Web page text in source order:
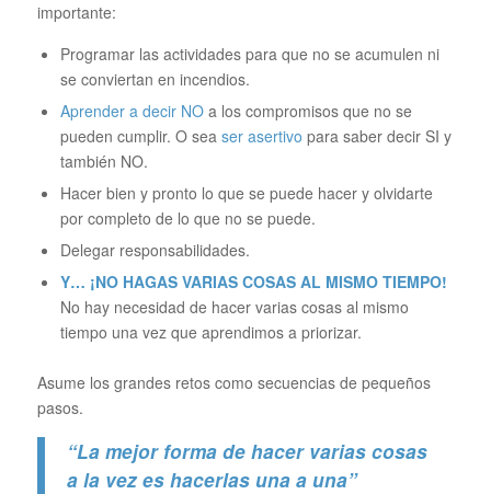
importante:
Programar las actividades para que no se acumulen ni
se conviertan en incendios.
Aprender a decir NOa los compromisos que no se
pueden cumplir. O sea ser asertivo para saber decir SI y
también NO.
Hacer bien y pronto lo que se puede hacer y olvidarte
por completo de lo que no se puede.
Delegar responsabilidades.
Y… ¡NO HAGAS VARIAS COSAS AL MISMO TIEMPO!
No hay necesidad de hacer varias cosas al mismo
tiempo una vez que aprendimos a priorizar.
Asume los grandes retos como secuencias de pequeños
pasos.
“La mejor forma de hacer varias cosas
a la vez es hacerlas una a una”